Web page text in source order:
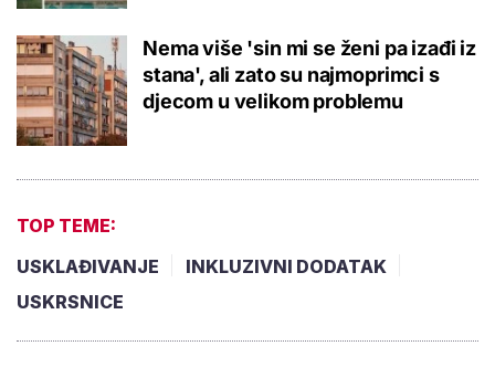
Nema više 'sin mi se ženi pa izađi iz
stana', ali zato su najmoprimci s
djecom u velikom problemu
TOP TEME:
USKLAĐIVANJE
INKLUZIVNI DODATAK
USKRSNICE